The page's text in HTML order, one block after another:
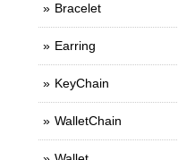
Bracelet
Earring
KeyChain
WalletChain